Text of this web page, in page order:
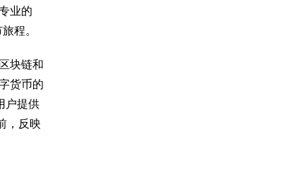
业的
程。
块链和
货币的
户提供
，反映